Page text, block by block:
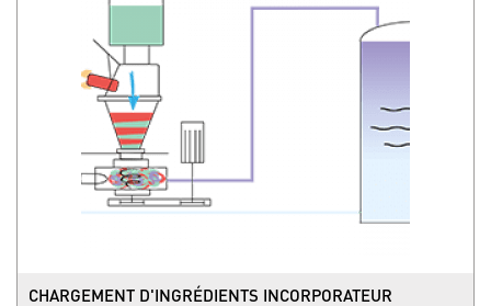
CHARGEMENT D'INGRÉDIENTS INCORPORATEUR